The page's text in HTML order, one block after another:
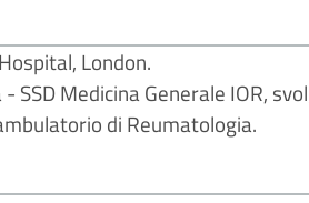
London.
SSD Medicina Generale IOR,
di Reumatologia.